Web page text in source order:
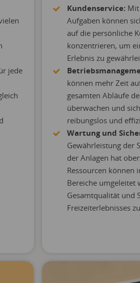
jede
Kundenservice:Mit
Aufgaben können
auf die persönliche
konzentrieren, um
Erlebnis zu
können mehr Zeit
gesamten Abläufe
überwachen und
reibungslos und
Wartung und
Gewährleistung der
der Anlagen hat
Ressourcen können
Bereiche umgeleitet
Gesamtqualität und
Freizeiterlebnisses